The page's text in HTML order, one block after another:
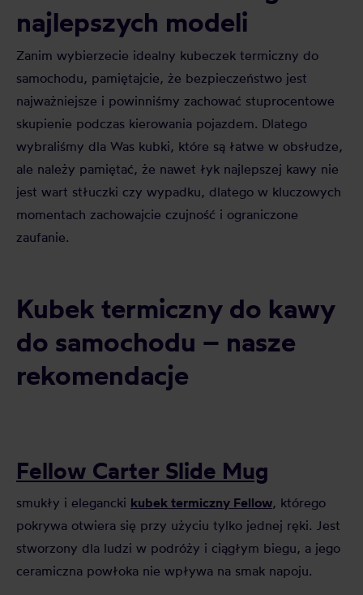
najlepszych modeli
Zanim wybierzecie idealny kubeczek termiczny do
samochodu, pamiętajcie, że bezpieczeństwo jest
najważniejsze i powinniśmy zachować stuprocentowe
skupienie podczas kierowania pojazdem. Dlatego
wybraliśmy dla Was kubki, które są łatwe w obsłudze,
ale należy pamiętać, że nawet łyk najlepszej kawy nie
jest wart stłuczki czy wypadku, dlatego w kluczowych
momentach zachowajcie czujność i ograniczone
zaufanie.
Kubek termiczny do kawy
do samochodu – nasze
rekomendacje
Fellow Carter Slide Mug
smukły i elegancki kubek termiczny Fellow, którego
pokrywa otwiera się przy użyciu tylko jednej ręki. Jest
stworzony dla ludzi w podróży i ciągłym biegu, a jego
ceramiczna powłoka nie wpływa na smak napoju.